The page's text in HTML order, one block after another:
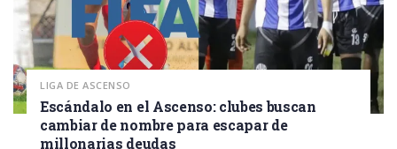
LIGA DE ASCENSO
Escándalo en el Ascenso: clubes buscan
cambiar de nombre para escapar de
millonarias deudas